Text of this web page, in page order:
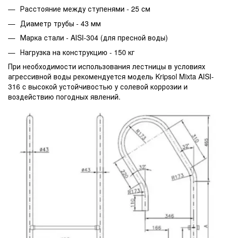
Расстояние между ступенями - 25 см
Диаметр трубы - 43 мм
Марка стали - AISI-304 (для пресной воды)
Нагрузка на конструкцию - 150 кг
При необходимости использования лестницы в условиях
агрессивной воды рекомендуется модель Kripsol Mixta AISI-
316 с высокой устойчивостью у солевой коррозии и
воздействию погодных явлений.